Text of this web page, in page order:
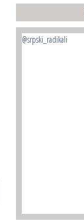
@srpski_radikali